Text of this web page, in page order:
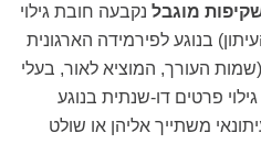
מוגבל נקבעה חובת גילוי
בנוגע לפירמידה הארגונית
העורך, המוציא לאור, בעלי
פרטים דו-שנתית בנוגע
משתייך אליהן או שולט